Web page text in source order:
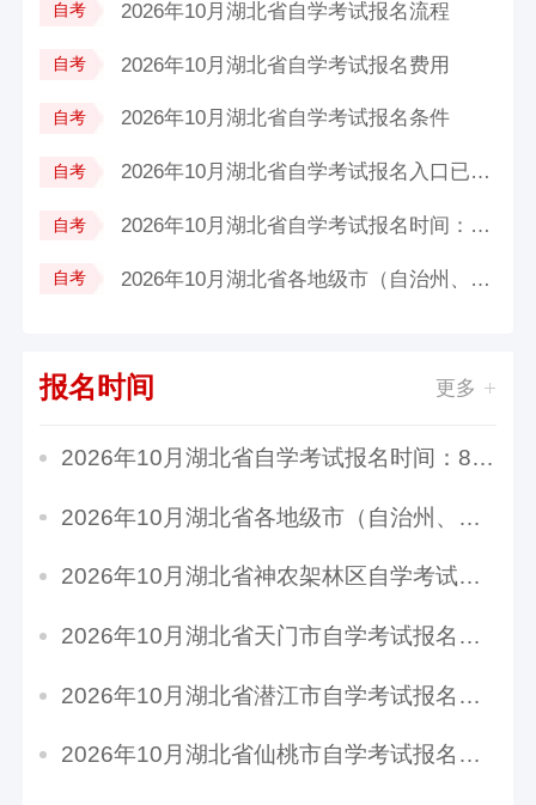
自考 2026年10月湖北省自学考试报名流程
自考 2026年10月湖北省自学考试报名费用
自考 2026年10月湖北省自学考试报名条件
自考 2026年10月湖北省自学考试报名入口已开...
自考 2026年10月湖北省自学考试报名时间：8...
自考 2026年10月湖北省各地级市（自治州、林...
报名时间 更多
2026年10月湖北省自学考试报名时间：8月24日9:0...
2026年10月湖北省各地级市（自治州、林区）自学...
2026年10月湖北省神农架林区自学考试报名时间：...
2026年10月湖北省天门市自学考试报名时间：8月2...
2026年10月湖北省潜江市自学考试报名时间：8月2...
2026年10月湖北省仙桃市自学考试报名时间：8月2...